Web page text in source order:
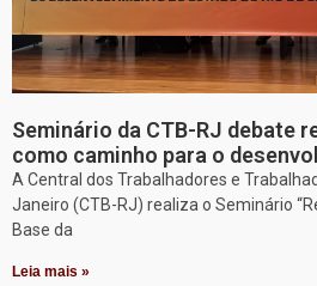
Seminário da CTB-RJ debate
como caminho para o
A Central dos Trabalhadores e
Janeiro (CTB-RJ) realiza o Seminário
Base da
Leia mais »